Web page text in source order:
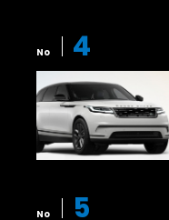
No 4
No 5